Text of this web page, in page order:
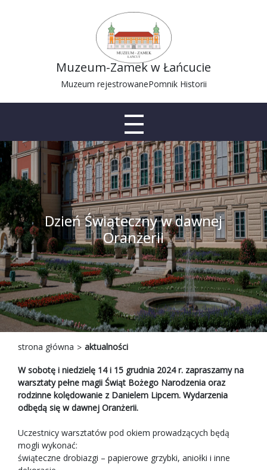
Muzeum-Zamek w Łańcucie
Muzeum rejestrowanePomnik Historii
Dzień Świąteczny w dawnej
Oranżerii
strona główna aktualności
W sobotę i niedzielę 14 i 15 grudnia 2024 r. zapraszamy na
warsztaty pełne magii Świąt Bożego Narodzenia oraz
rodzinne kolędowanie z Danielem Lipcem. Wydarzenia
odbędą się w dawnej Oranżerii.
Uczestnicy warsztatów pod okiem prowadzących będą
mogli wykonać:
świąteczne drobiazgi – papierowe grzybki, aniołki i inne